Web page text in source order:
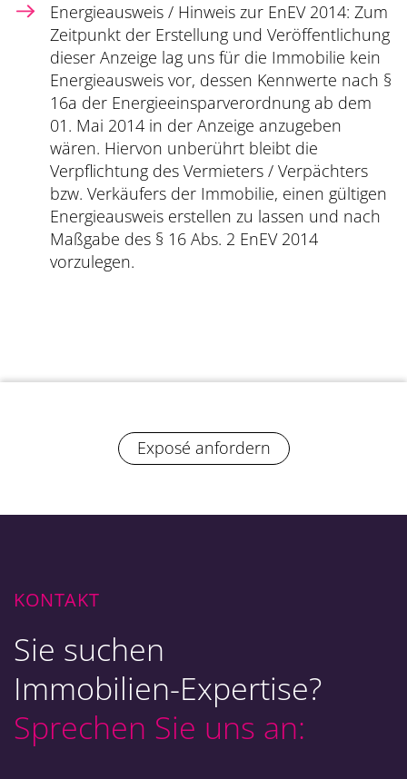
Energieausweis / Hinweis zur EnEV 2014: Zum
Zeitpunkt der Erstellung und Veröffentlichung
dieser Anzeige lag uns für die Immobilie kein
Energieausweis vor, dessen Kennwerte nach §
16a der Energieeinsparverordnung ab dem
01. Mai 2014 in der Anzeige anzugeben
wären. Hiervon unberührt bleibt die
Verpflichtung des Vermieters / Verpächters
bzw. Verkäufers der Immobilie, einen gültigen
Energieausweis erstellen zu lassen und nach
Maßgabe des § 16 Abs. 2 EnEV 2014
vorzulegen.
Exposé anfordern
KONTAKT
Sie suchen
Immobilien-Expertise?
Sprechen Sie uns an: